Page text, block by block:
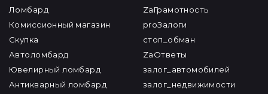
Ломбард
Комиссионный магазин
Скупка
Автоломбард
Ювелирный ломбард
Антикварный ломбард
ZaГрамотность
proЗалоги
стоп_обман
ZaОтветы
залог_автомобилей
залог_недвижимости